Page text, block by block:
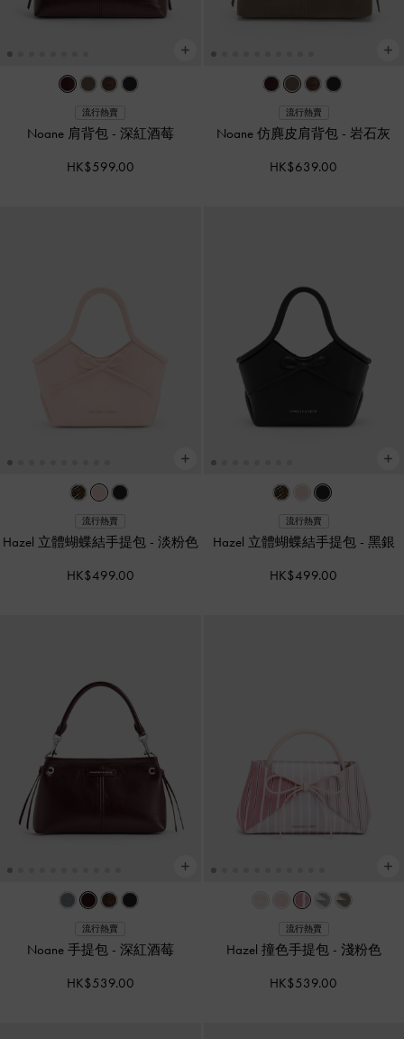
流行熱賣
Noane 肩背包 - 深紅酒莓
HK$599.00
流行熱賣
Noane 仿麂皮肩背包 -岩石灰
HK$639.00
流行熱賣
Hazel 立體蝴蝶結手提包 - 淡粉色
HK$499.00
流行熱賣
Hazel 立體蝴蝶結手提包 - 黑銀
HK$499.00
流行熱賣
Noane 手提包 - 深紅酒莓
HK$539.00
流行熱賣
Hazel 撞色手提包 - 淺粉色
HK$539.00